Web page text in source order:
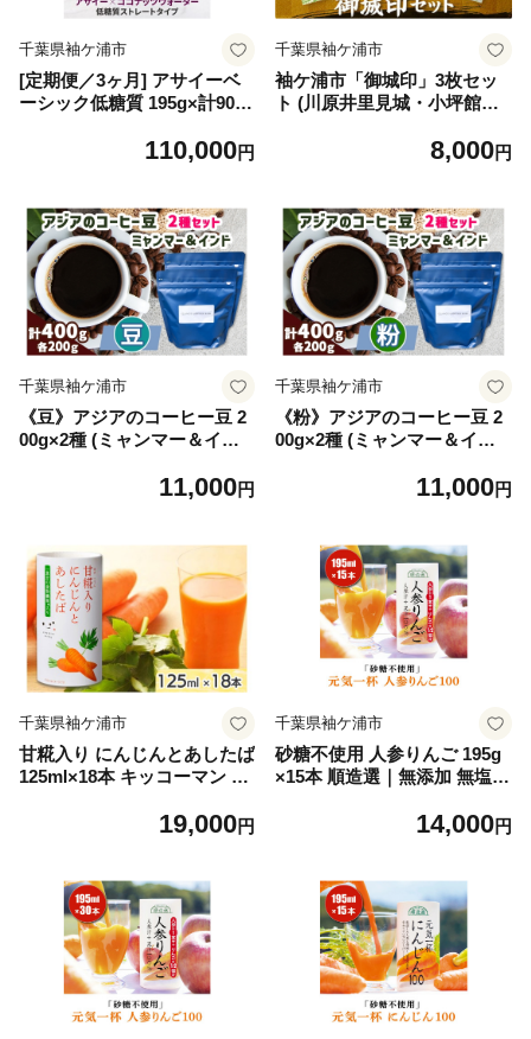
千葉県袖ケ浦市
[定期便／3ヶ月] アサイーベ
ーシック低糖質 195g×計90本
着色料未使用】｜アサイード
の 低糖質 甘味料不使用 香料
不使用 着色料不使用 朝食 お
やつ [0701]
110,000円
千葉県袖ケ浦市
袖ケ浦市「御城印」3枚セッ
ト (川原井里見城・小坪館・
山城 ガール むつみ デザイン
8,000円
千葉県袖ケ浦市
《豆》アジアのコーヒー豆 2
00g×2種 (ミャンマー＆イン
豆粉 珍しい オススメ 飲み比
11,000円
千葉県袖ケ浦市
《粉》アジアのコーヒー豆 2
00g×2種 (ミャンマー＆イン
豆粉 珍しい オススメ 飲み比
11,000円
千葉県袖ケ浦市
甘糀入り にんじんとあしたば
125ml×18本 キッコーマン こ
日葉 こうじ 食物繊維 発酵食
19,000円
千葉県袖ケ浦市
砂糖不使用 人参りんご 195g
×15本 順造選｜無添加 無塩
ス ドリンク カロテン 長期保
14,000円